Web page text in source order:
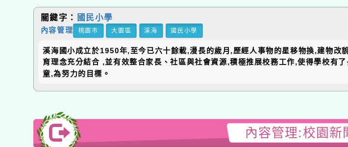
關鍵字： 國民小學
內容管理 桃園市 大園區 溪海 國民小學
溪海國小成立於1950年,至今已六十餘載,漫長的歲月,歷經人事物的星移物換,建物
育理念充分結合 ,並有效整合家長、社區與社會資源,積極推展校務工作,使得學校有
童,為努力的目標。
內容管理:校園新